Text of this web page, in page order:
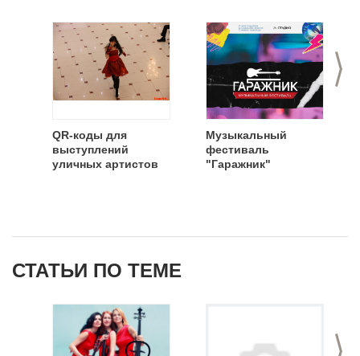
>
QR-коды для
выступлений
уличных артистов
Музыкальный
фестиваль
"Гаражник"
СТАТЬИ ПО ТЕМЕ
>